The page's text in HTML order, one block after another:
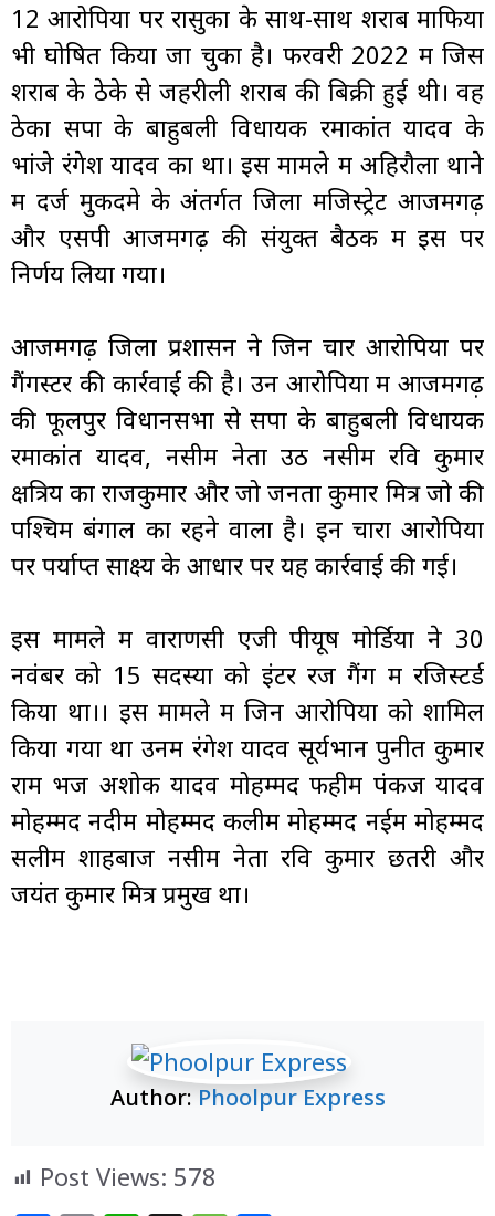
12 आरोपियों पर रासुका के साथ-साथ शराब माफिया
भी घोषित किया जा चुका है। फरवरी 2022 में जिस
शराब के ठेके से जहरीली शराब की बिक्री हुई थी। वह
ठेका सपा के बाहुबली विधायक रमाकांत यादव के
भांजे रंगेश यादव का था। इस मामले में अहिरौला थाने
में दर्ज मुकदमे के अंतर्गत जिला मजिस्ट्रेट आजमगढ़
और एसपी आजमगढ़ की संयुक्त बैठक में इस पर
निर्णय लिया गया।
आजमगढ़ जिला प्रशासन ने जिन चार आरोपियों पर
गैंगस्टर की कार्रवाई की है। उन आरोपियों में आजमगढ़
की फूलपुर विधानसभा से सपा के बाहुबली विधायक
रमाकांत यादव, नसीम नेता उठ नसीम रवि कुमार
क्षत्रिय का राजकुमार और जो जनता कुमार मित्र जो की
पश्चिम बंगाल का रहने वाला है। इन चारों आरोपियों
पर पर्याप्त साक्ष्य के आधार पर यह कार्रवाई की गई।
इस मामले में वाराणसी एजी पीयूष मोर्डिया ने 30
नवंबर को 15 सदस्यों को इंटर रेंज गैंग में रजिस्टर्ड
किया था।। इस मामले में जिन आरोपियों को शामिल
किया गया था उनमें रंगेश यादव सूर्यभान पुनीत कुमार
राम भज अशोक यादव मोहम्मद फहीम पंकज यादव
मोहम्मद नदीम मोहम्मद कलीम मोहम्मद नईम मोहम्मद
सलीम शाहबाज नसीम नेता रवि कुमार छतरी और
जयंत कुमार मित्र प्रमुख था।
Author:Phoolpur Express
Post Views: 578